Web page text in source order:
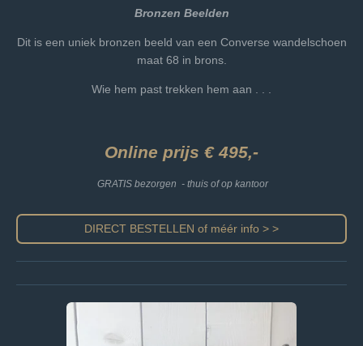
Bronzen Beelden
Dit is een uniek bronzen beeld van een Converse wandelschoen
maat 68 in brons.
Wie hem past trekken hem aan . . .
Online prijs € 495,-
GRATIS bezorgen - thuis of op kantoor
DIRECT BESTELLEN of méér info > >